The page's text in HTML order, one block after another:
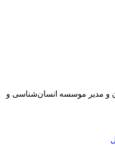
و مدیر موسسه انسان‌شناسی و